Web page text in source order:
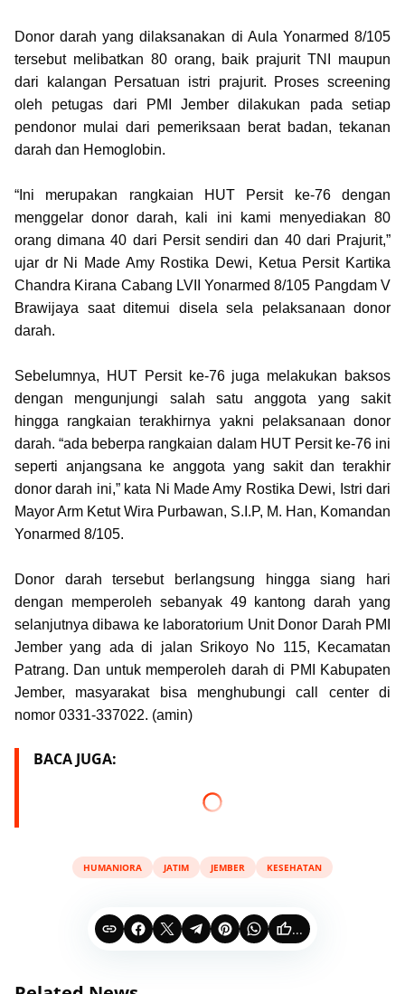
Donor darah yang dilaksanakan di Aula Yonarmed 8/105
tersebut melibatkan 80 orang, baik prajurit TNI maupun
dari kalangan Persatuan istri prajurit. Proses screening
oleh petugas dari PMI Jember dilakukan pada setiap
pendonor mulai dari pemeriksaan berat badan, tekanan
darah dan Hemoglobin.
“Ini merupakan rangkaian HUT Persit ke-76 dengan
menggelar donor darah, kali ini kami menyediakan 80
orang dimana 40 dari Persit sendiri dan 40 dari Prajurit,”
ujar dr Ni Made Amy Rostika Dewi, Ketua Persit Kartika
Chandra Kirana Cabang LVII Yonarmed 8/105 Pangdam V
Brawijaya saat ditemui disela sela pelaksanaan donor
darah.
Sebelumnya, HUT Persit ke-76 juga melakukan baksos
dengan mengunjungi salah satu anggota yang sakit
hingga rangkaian terakhirnya yakni pelaksanaan donor
darah. “ada beberpa rangkaian dalam HUT Persit ke-76 ini
seperti anjangsana ke anggota yang sakit dan terakhir
donor darah ini,” kata Ni Made Amy Rostika Dewi, Istri dari
Mayor Arm Ketut Wira Purbawan, S.I.P, M. Han, Komandan
Yonarmed 8/105.
Donor darah tersebut berlangsung hingga siang hari
dengan memperoleh sebanyak 49 kantong darah yang
selanjutnya dibawa ke laboratorium Unit Donor Darah PMI
Jember yang ada di jalan Srikoyo No 115, Kecamatan
Patrang. Dan untuk memperoleh darah di PMI Kabupaten
Jember, masyarakat bisa menghubungi call center di
nomor 0331-337022. (amin)
BACA JUGA:
HUMANIORA JATIM JEMBER KESEHATAN
...